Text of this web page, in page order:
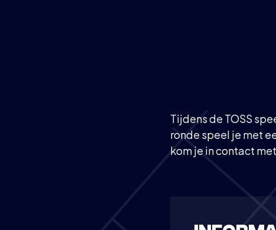
Tijdens de TOSS
ronde speel je met
kom je in contact